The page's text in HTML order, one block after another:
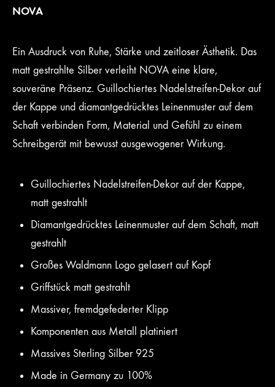
NOVA
Ein Ausdruck von Ruhe, Stärke und zeitloser Ästhetik. Das
matt gestrahlte Silber verleiht NOVA eine klare,
souveräne Präsenz. Guillochiertes Nadelstreifen-Dekor auf
der Kappe und diamantgedrücktes Leinenmuster auf dem
Schaft verbinden Form, Material und Gefühl zu einem
Schreibgerät mit bewusst ausgewogener Wirkung.
Guillochiertes Nadelstreifen-Dekor auf der Kappe,
matt gestrahlt
Diamantgedrücktes Leinenmuster auf dem Schaft, matt
gestrahlt
Großes Waldmann Logo gelasert auf Kopf
Griffstück matt gestrahlt
Massiver, fremdgefederter Klipp
Komponenten aus Metall platiniert
Massives Sterling Silber 925
Made in Germany zu 100%